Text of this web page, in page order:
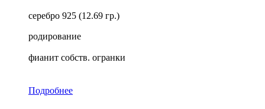
серебро 925 (12.69 гр.)
родирование
фианит собств. огранки
Подробнее